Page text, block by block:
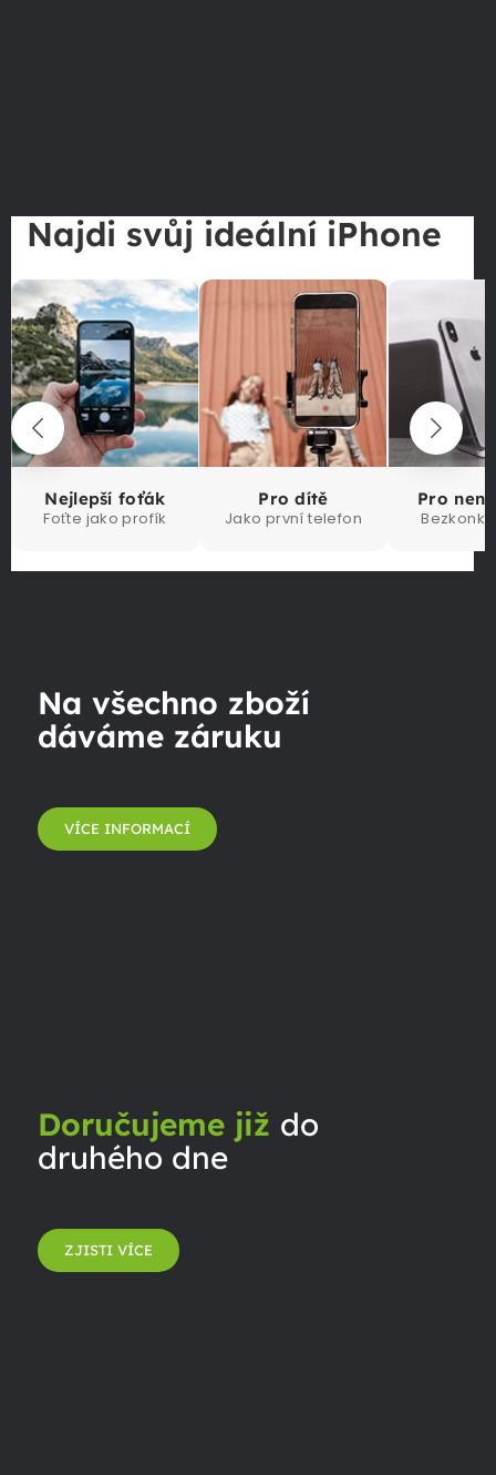
Najdi svůj ideální iPhone
Nejlepší foťák
Foťte jako profík
Pro dítě
Jako první telefon
Pro
Na všechno zboží
dáváme záruku
VÍCE INFORMACÍ
Doručujeme již do
druhého dne
ZJISTI VÍCE